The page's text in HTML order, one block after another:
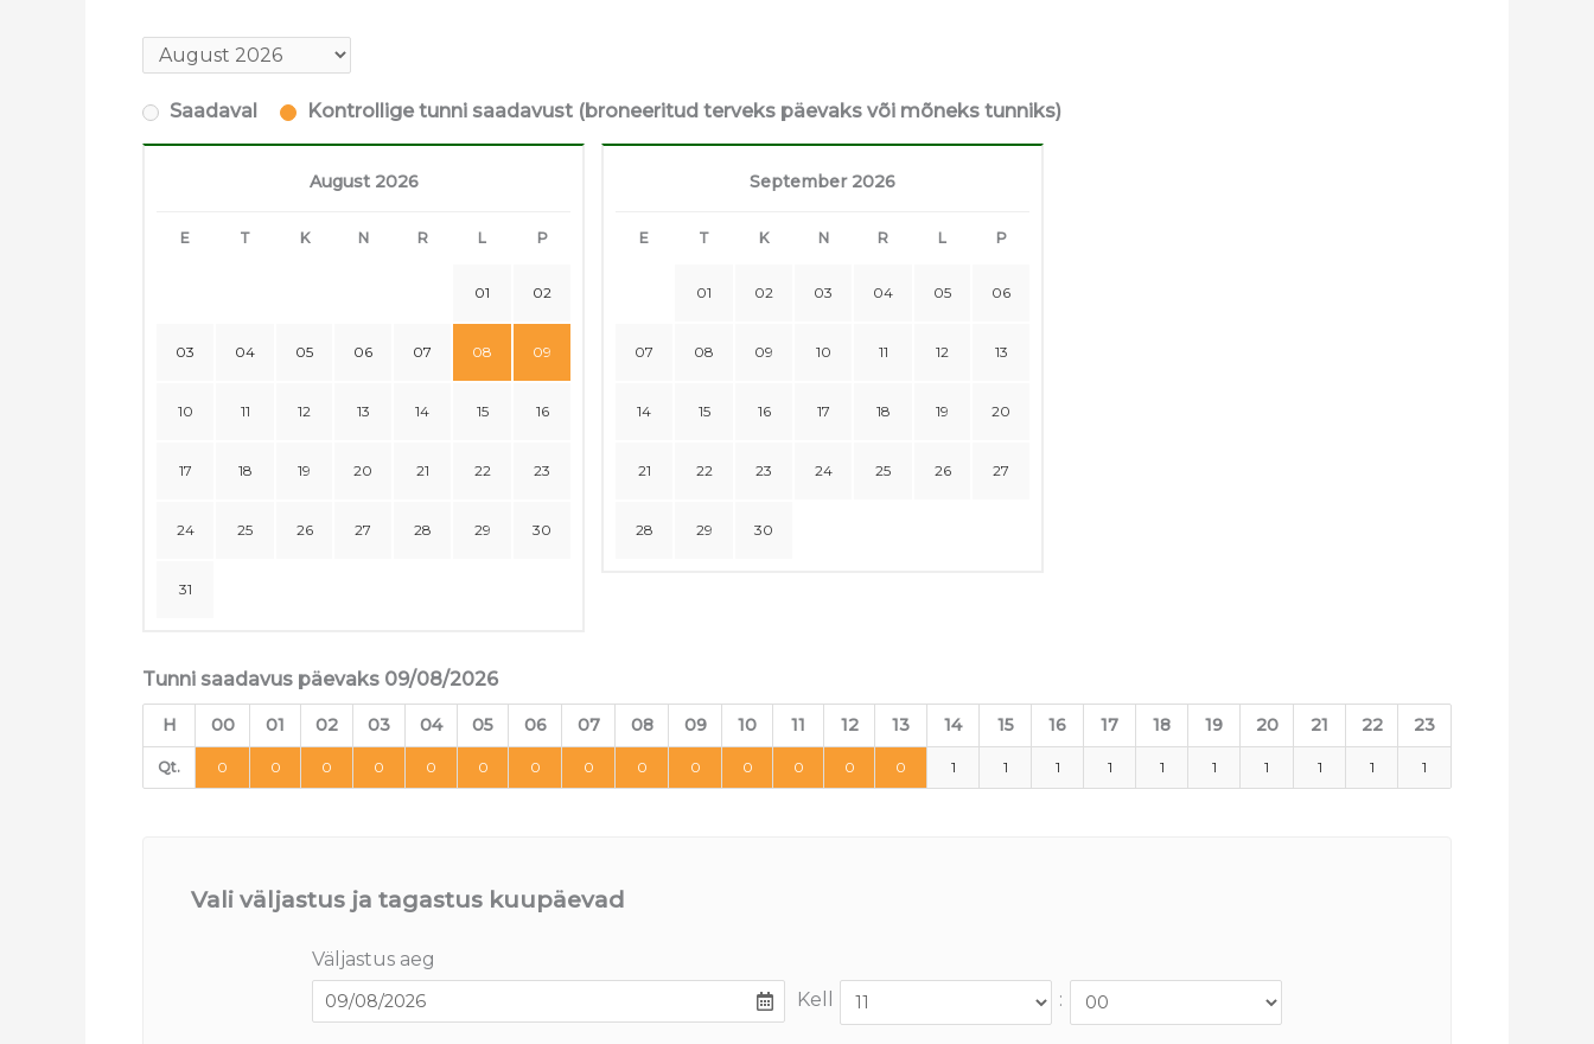
Saadaval Kontrollige tunni saadavust (broneeritud terveks päevaks või mõneks tunniks)
August 2026
E T K N R L P
01 02
03 04 05 06 07 08 09
10 11 12 13 14 15 16
17 18 19 20 21 22 23
24 25 26 27 28 29 30
31
September 2026
E T K N R L P
01 02 03 04 05 06
07 08 09 10 11 12 13
14 15 16 17 18 19 20
21 22 23 24 25 26 27
28 29 30
Tunni saadavus päevaks 09/08/2026
H 00 01 02 03 04 05 06 07 08 09 10 11 12 13 14 15 16 17 18 19 20 21 22 23
Qt. 0 0 0 0 0 0 0 0 0 0 0 0 0 0 1 1 1 1 1 1 1 1 1 1
Vali väljastus ja tagastus kuupäevad
Väljastus aeg
Kell
: